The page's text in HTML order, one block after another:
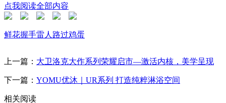
点我阅读全部内容
鲜花握手雷人 路过鸡蛋
上一篇： 大卫洛克大作系列荣耀启市—激活内核，美学呈现
下一篇： YOMU优沐｜UR系列 打造纯粹淋浴空间
相关阅读